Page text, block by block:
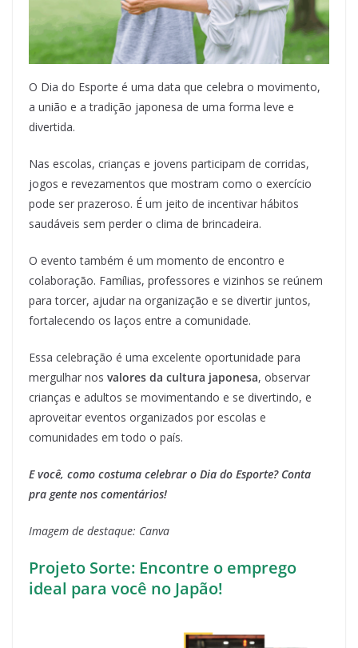
O Dia do Esporte é uma data que celebra o movimento,
a união e a tradição japonesa de uma forma leve e
divertida.
Nas escolas, crianças e jovens participam de corridas,
jogos e revezamentos que mostram como o exercício
pode ser prazeroso. É um jeito de incentivar hábitos
saudáveis sem perder o clima de brincadeira.
O evento também é um momento de encontro e
colaboração. Famílias, professores e vizinhos se reúnem
para torcer, ajudar na organização e se divertir juntos,
fortalecendo os laços entre a comunidade.
Essa celebração é uma excelente oportunidade para
mergulhar nos valores da cultura japonesa, observar
crianças e adultos se movimentando e se divertindo, e
aproveitar eventos organizados por escolas e
comunidades em todo o país.
E você, como costuma celebrar o Dia do Esporte? Conta
pra gente nos comentários!
Imagem de destaque: Canva
Projeto Sorte: Encontre o emprego
ideal para você no Japão!